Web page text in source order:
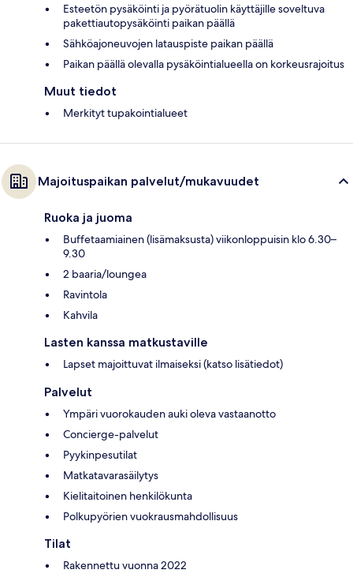
Esteetön pysäköinti ja pyörätuolin käyttäjille soveltuva
pakettiautopysäköinti paikan päällä
Sähköajoneuvojen latauspiste paikan päällä
Paikan päällä olevalla pysäköintialueella on korkeusrajoitus
Muut tiedot
Merkityt tupakointialueet
Majoituspaikan palvelut/mukavuudet
Ruoka ja juoma
Buffetaamiainen (lisämaksusta) viikonloppuisin klo 6.30–
9.30
2 baaria/loungea
Ravintola
Kahvila
Lasten kanssa matkustaville
Lapset majoittuvat ilmaiseksi (katso lisätiedot)
Palvelut
Ympäri vuorokauden auki oleva vastaanotto
Concierge-palvelut
Pyykinpesutilat
Matkatavarasäilytys
Kielitaitoinen henkilökunta
Polkupyörien vuokrausmahdollisuus
Tilat
Rakennettu vuonna 2022